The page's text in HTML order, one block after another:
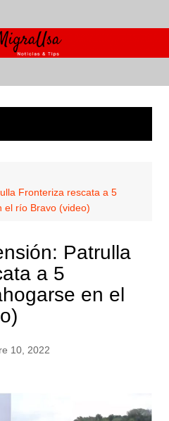
Fronteriza rescata a 5
el río Bravo (video)
Patrulla
a 5
en el
10, 2022